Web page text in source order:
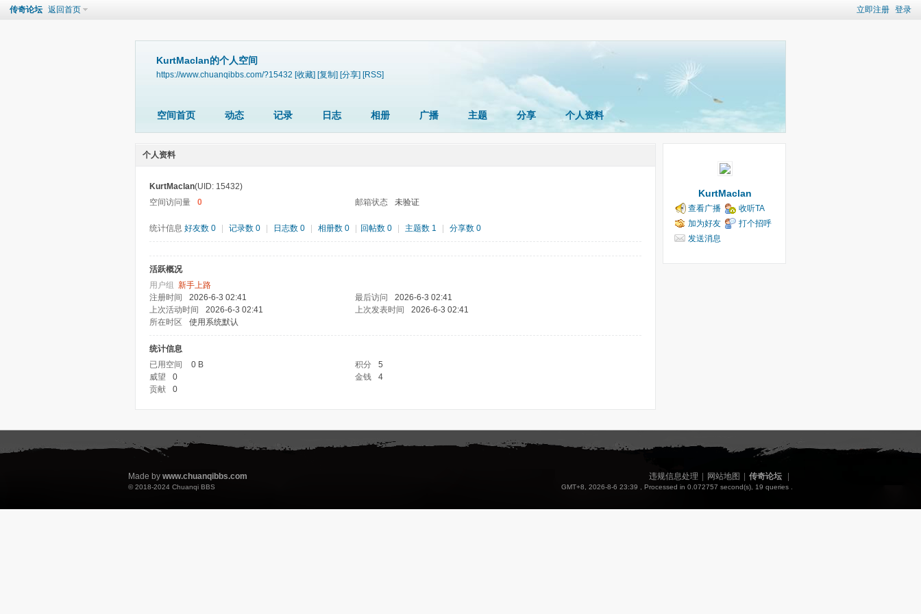
立即注册 登录
传奇论坛 返回首页
KurtMaclan的个人空间
https://www.chuanqibbs.com/?15432 [收藏] [复制] [分享] [RSS]
空间首页 动态 记录 日志 相册 广播 主题 分享 个人资料
个人资料
KurtMaclan(UID: 15432)
空间访问量
0 邮箱状态 未验证
统计信息 好友数 0 记录数 0 日志数 0 相册数 0 回帖数 0 主题数 1 分享数 0
活跃概况
用户组 新手上路
注册时间
2026-6-3 02:41 最后访问
2026-6-3 02:41
上次活动时间
2026-6-3 02:41 上次发表时间
2026-6-3 02:41
所在时区
使用系统默认
统计信息
已用空间
0 B 积分
5
威望
0 金钱
4
贡献
0
KurtMaclan
查看广播
收听TA
加为好友
打个招呼
发送消息
违规信息处理 网站地图 传奇论坛
GMT+8, 2026-8-6 23:39 , Processed in 0.072757 second(s), 19 queries .
Made by www.chuanqibbs.com
© 2018-2024 Chuanqi BBS